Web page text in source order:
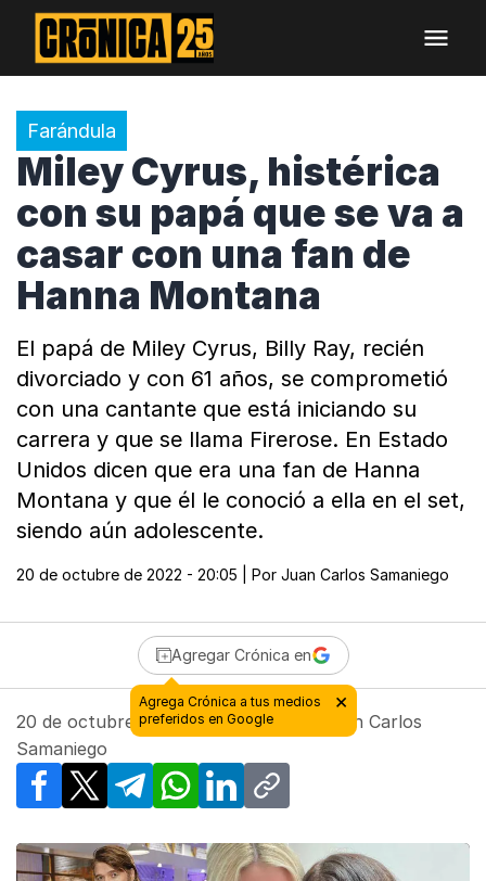
Farándula
Miley Cyrus, histérica
con su papá que se va a
casar con una fan de
Hanna Montana
El papá de Miley Cyrus, Billy Ray, recién
divorciado y con 61 años, se comprometió
con una cantante que está iniciando su
carrera y que se llama Firerose. En Estado
Unidos dicen que era una fan de Hanna
Montana y que él le conoció a ella en el set,
siendo aún adolescente.
20 de octubre de 2022 - 20:05 | Por Juan Carlos Samaniego
Agregar Crónica en
Agrega Crónica a tus medios
preferidos en Google
×
20 de octubre de 2022 - 20:05| Por
Juan Carlos
Samaniego
Facebook
X TelegramWhatsApp
LinkedInCopy link